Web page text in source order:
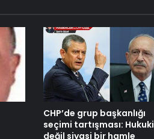
CHP’de grup başkanlığı
seçimi tartışması: Hukuki
değil siyasi bir hamle